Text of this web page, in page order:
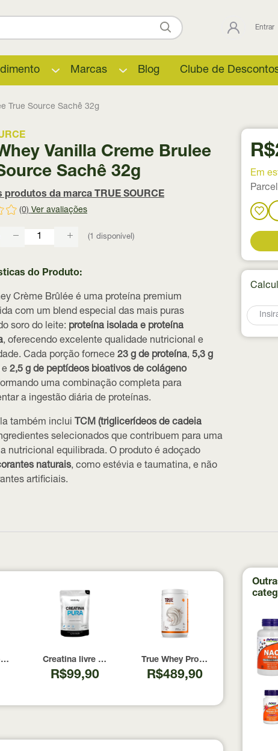
Entrar
Marcas Blog Clube de
True Source Sachê 32g
Vanilla Creme Brulee
Sachê 32g
produtos da marca TRUE SOURCE
(0) Ver avaliações
(1 disponível)
do Produto:
Crème Brûlée é uma proteína premium
com um blend especial das mais puras
soro do leite: proteína isolada e proteína
, oferecendo excelente qualidade nutricional e
Cada porção fornece 23 g de proteína, 5,3 g
e 2,5 g de peptídeos bioativos de colágeno
uma combinação completa para
a ingestão diária de proteínas.
também inclui TCM (triglicerídeos de cadeia
selecionados que contribuem para uma
nutricional equilibrada. O produto é adoçado
naturais, como estévia e taumatina, e não
artificiais.
Em
Max Titanium 300g
Creatina livre de metais pesados 100% pura com Laudo
R$99,90
True Whey Protein Coconut
R$489,90